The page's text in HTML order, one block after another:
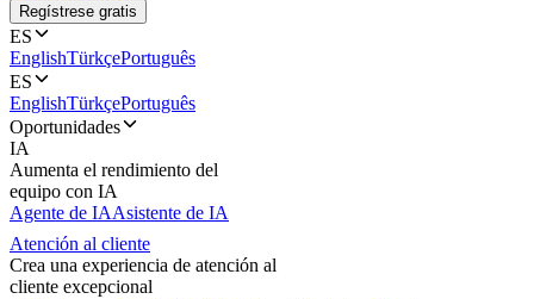
Regístrese gratis
ES
EnglishTürkçePortuguês
ES
EnglishTürkçePortuguês
Oportunidades
IA
Aumenta el rendimiento del
equipo con IA
Agente de IAAsistente de IA
Atención al cliente
Crea una experiencia de atención al
cliente excepcional